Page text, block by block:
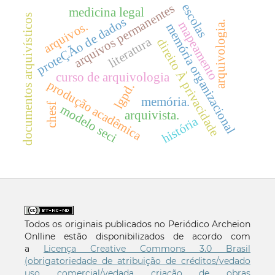
curso de arquivologia
arquivos permanentes
proteÇÃo de dados direito À privacidade
lgpd. memória organizacional
produção acadêmica
mapeamento
literatura
documentos arquivísticos arquivista.
arquivologia.
memória.
escolas
modelo seci
medicina legal
arquivos.
chesf história
Todos os originais publicados no Periódico Archeion
Onlline estão disponibilizados de acordo com
a Licença Creative Commons 3.0 Brasil
(obrigatoriedade de atribuição de créditos/vedado